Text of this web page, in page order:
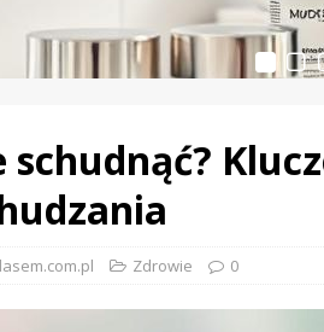
schudnąć?
Zdrowie 0